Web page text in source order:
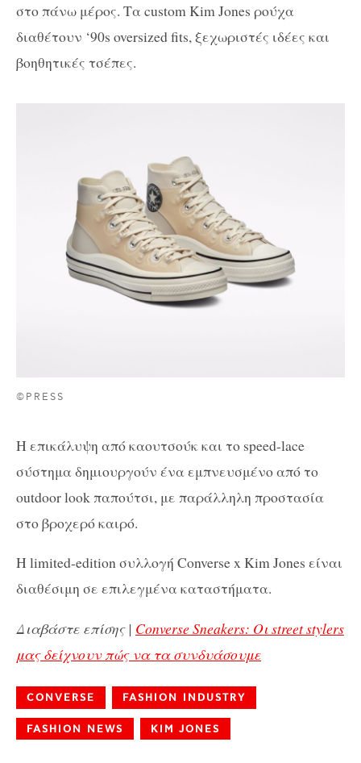
στο πάνω μέρος. Τα custom Kim Jones ρούχα
διαθέτουν ‘90s oversized fits, ξεχωριστές ιδέες και
βοηθητικές τσέπες.
©PRESS
Η επικάλυψη από καουτσούκ και το speed-lace
σύστημα δημιουργούν ένα εμπνευσμένο από το
outdoor look παπούτσι, με παράλληλη προστασία
στο βροχερό καιρό.
H limited-edition συλλογή Converse x Kim Jones είναι
διαθέσιμη σε επιλεγμένα καταστήματα.
Διαβάστε επίσης | Converse Sneakers: Οι street stylers
μας δείχνουν πώς να τα συνδυάσουμε
CONVERSE FASHION INDUSTRY
FASHION NEWS KIM JONES